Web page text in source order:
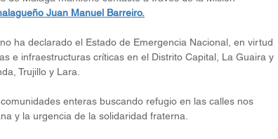
Juan Manuel Barreiro.
ha declarado el Estado de Emergencia Nacional, en virtud
e infraestructuras críticas en el Distrito Capital, La Guaira y
Trujillo y Lara.
enteras buscando refugio en las calles nos
y la urgencia de la solidaridad fraterna.